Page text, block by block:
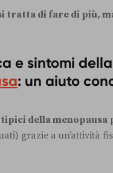
tratta di fare di più,
e sintomi della
: un aiuto
della menopausa
grazie a un’attività